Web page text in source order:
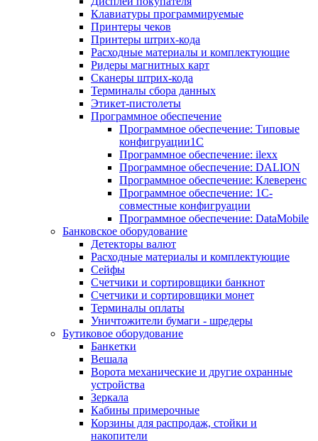
Клавиатуры программируемые
Принтеры чеков
Принтеры штрих-кода
Расходные материалы и комплектующие
Ридеры магнитных карт
Сканеры штрих-кода
Терминалы сбора данных
Этикет-пистолеты
Программное обеспечение
Программное обеспечение: Типовые
конфигруации1С
Программное обеспечение: ilexx
Программное обеспечение: DALION
Программное обеспечение: Клеверенс
Программное обеспечение: 1С-
совместные конфигруации
Программное обеспечение: DataMobile
Банковское оборудование
Детекторы валют
Расходные материалы и комплектующие
Сейфы
Счетчики и сортировщики банкнот
Счетчики и сортировщики монет
Терминалы оплаты
Уничтожители бумаги - шредеры
Бутиковое оборудование
Банкетки
Вешала
Ворота механические и другие охранные
устройства
Зеркала
Кабины примерочные
Корзины для распродаж, стойки и
накопители